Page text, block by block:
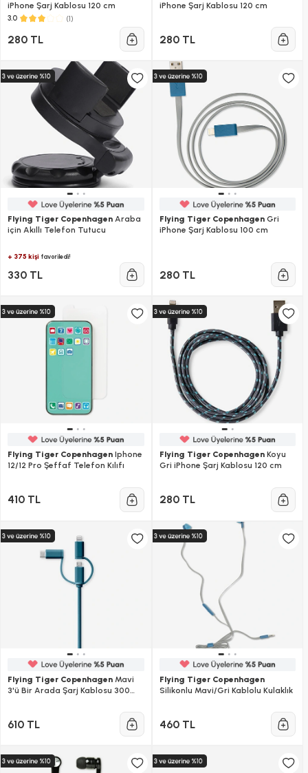
iPhone Şarj Kablosu 120 cm
3.0 (1)
280 TL
iPhone Şarj Kablosu 120 cm
280 TL
Flying Tiger Copenhagen Araba
için Akıllı Telefon Tutucu
+ 375 kişi favoriledi!
330 TL
Flying Tiger CopenhagenGri
iPhone Şarj Kablosu 100 cm
280 TL
Flying Tiger Copenhagen Iphone
12/12 Pro Şeffaf Telefon Kılıfı
410 TL
Flying Tiger CopenhagenKoyu
Gri iPhone Şarj Kablosu 120 cm
280 TL
Flying Tiger Copenhagen Mavi
3'ü Bir Arada Şarj Kablosu 300
610 TL
Flying Tiger Copenhagen
Silikonlu Mavi/Gri Kablolu Kulaklık
460 TL